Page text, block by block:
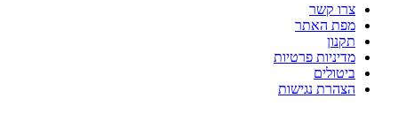
צרו קשר
מפת האתר
תקנון
מדיניות פרטיות
ביטולים
הצהרת נגישות